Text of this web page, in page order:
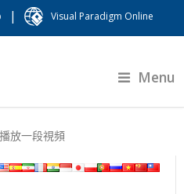
| Visual Paradigm Online
Menu
放一段視頻